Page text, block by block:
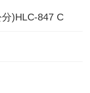
)HLC-847 C